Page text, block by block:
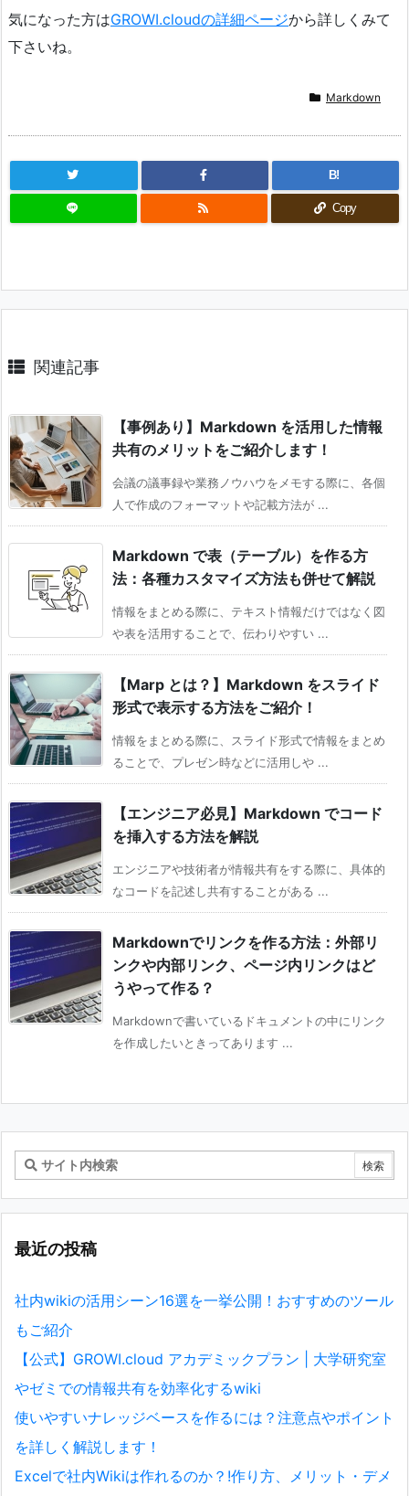
気になった方はGROWI.cloudの詳細ページから詳しくみて
下さいね。
Markdown
B!
Copy
関連記事
【事例あり】Markdown を活用した情報
共有のメリットをご紹介します！
会議の議事録や業務ノウハウをメモする際に、各個
人で作成のフォーマットや記載方法が ...
Markdown で表（テーブル）を作る方
法：各種カスタマイズ方法も併せて解説
情報をまとめる際に、テキスト情報だけではなく図
や表を活用することで、伝わりやすい ...
【Marp とは？】Markdown をスライド
形式で表示する方法をご紹介！
情報をまとめる際に、スライド形式で情報をまとめ
ることで、プレゼン時などに活用しや ...
【エンジニア必見】Markdown でコード
を挿入する方法を解説
エンジニアや技術者が情報共有をする際に、具体的
なコードを記述し共有することがある ...
Markdownでリンクを作る方法：外部リ
ンクや内部リンク、ページ内リンクはど
うやって作る？
Markdownで書いているドキュメントの中にリンク
を作成したいときってあります ...
最近の投稿
社内wikiの活用シーン16選を一挙公開！おすすめのツール
もご紹介
【公式】GROWI.cloud アカデミックプラン | 大学研究室
やゼミでの情報共有を効率化するwiki
使いやすいナレッジベースを作るには？注意点やポイント
を詳しく解説します！
Excelで社内Wikiは作れるのか？!作り方、メリット・デメ